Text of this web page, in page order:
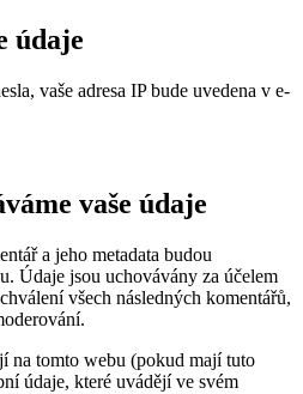
údaje
vaše adresa IP bude uvedena v e-
vaše údaje
a jeho metadata budou
Údaje jsou uchovávány za účelem
všech následných komentářů,
na tomto webu (pokud mají tuto
údaje, které uvádějí ve svém